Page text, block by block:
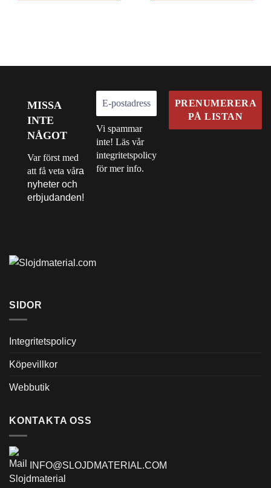
MISSA
INTE
NÅGOT
Var först med
att få veta våra
nyheter och
erbjudanden!
Vi spammar
inte! Läs vår
integritetspolicy
för mer info.
SIDOR
Integritetspolicy
Köpevillkor
Webbutik
KONTAKTA OSS
INFO@SLOJDMATERIAL.COM